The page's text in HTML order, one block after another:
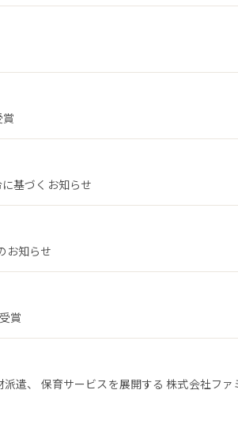
基づくお知らせ
お知らせ
賞
遣、 保育サービスを展開する 株式会社フ